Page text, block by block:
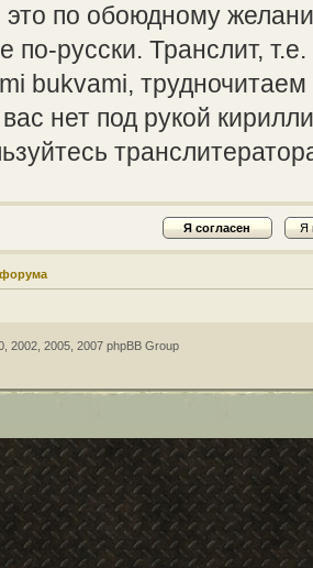
это по обоюдному
по-русски. Транслит,
bukvami,
нет под рукой
2002, 2005, 2007 phpBB Group